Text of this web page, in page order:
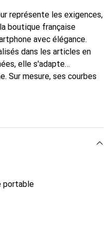
représente les exigences,
boutique française
avec élégance.
dans les articles en
elle s'adapte
Sur mesure, ses courbes
pour votre
Noreve est un choix
portable